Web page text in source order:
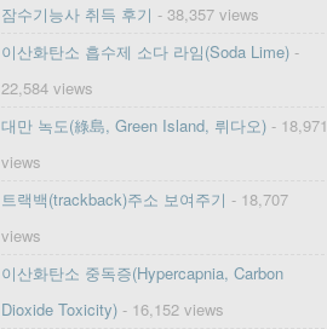
잠수기능사 취득 후기 - 38,357 views
이산화탄소 흡수제 소다 라임(Soda Lime)-
22,584 views
대만 녹도(綠島, Green Island, 뤼다오)- 18,971
views
트랙백(trackback)주소 보여주기 - 18,707
views
이산화탄소 중독증(Hypercapnia, Carbon
Dioxide Toxicity)- 16,152 views